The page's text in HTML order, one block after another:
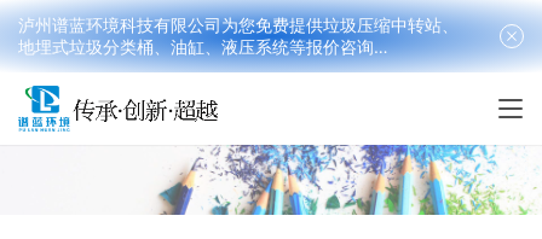
泸州谱蓝环境科技有限公司为您免费提供垃圾压缩中转站、
地埋式垃圾分类桶、油缸、液压系统等报价咨询
18090199016(韩先生）